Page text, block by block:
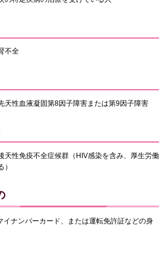
不全
天性血液凝固第8因子障害または第9因子障害
天性免疫不全症候群（HIV感染を含み、厚生労働
イナンバーカード、または運転免許証などの身